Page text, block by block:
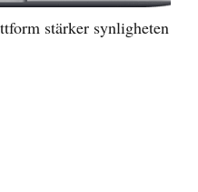
stärker synligheten